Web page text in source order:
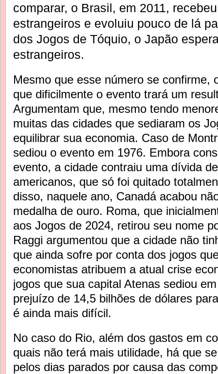
comparar, o Brasil, em 2011,
estrangeiros e evoluiu pouco de lá
dos Jogos de Tóquio, o Japão
estrangeiros.
Mesmo que esse número se confirme,
que dificilmente o evento trará um
Argumentam que, mesmo tendo
muitas das cidades que sediaram os
equilibrar sua economia. Caso de
sediou o evento em 1976. Embora
evento, a cidade contraiu uma dívida
americanos, que só foi quitado
disso, naquele ano, Canadá acabou
medalha de ouro. Roma, que
aos Jogos de 2024, retirou seu nome
Raggi argumentou que a cidade não
que ainda sofre por conta dos jogos
economistas atribuem a atual crise
jogos que sua capital Atenas sediou
prejuízo de 14,5 bilhões de dólares
é ainda mais difícil.
No caso do Rio, além dos gastos em
quais não terá mais utilidade, há que
pelos dias parados por causa das